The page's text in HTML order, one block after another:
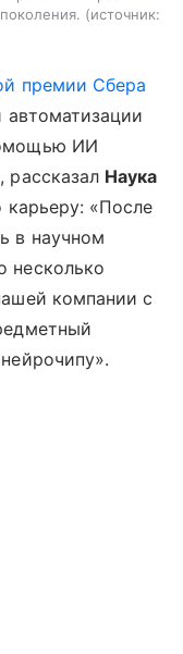
источник:
премии Сбера
автоматизации
ИИ
рассказал Наука
карьеру: «После
в научном
несколько
компании с